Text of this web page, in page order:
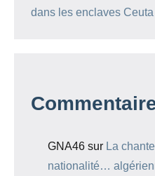
dans les enclaves
GNA46 sur La
nationalité…